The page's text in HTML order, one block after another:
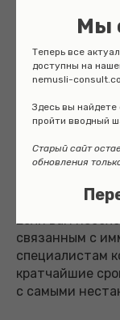
давать и
при ВУЗе и
появляется
ранее у них
Если вам
связанным с
специалистам
кратчайшие
с самыми
Мы
Теперь все
доступны на
nemusli-
Здесь вы
пройти вводный
Старый сайт
обновления